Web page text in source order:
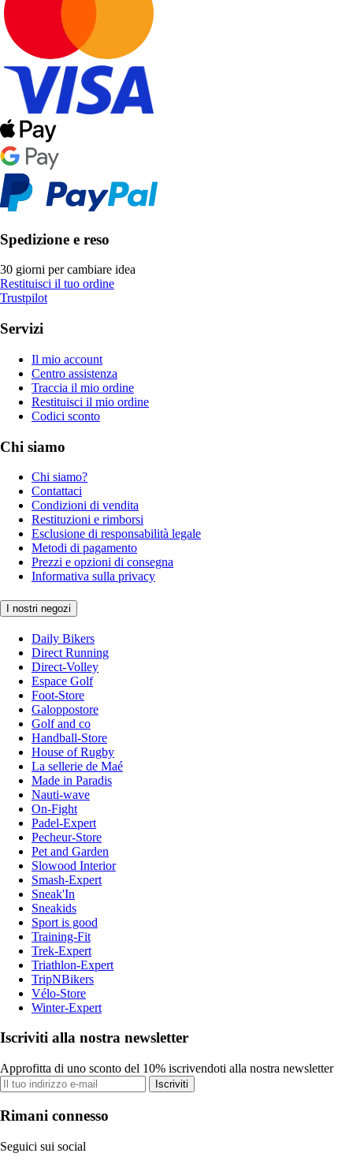
Spedizione e reso
30 giorni per cambiare idea
Restituisci il tuo ordine
Trustpilot
Servizi
Il mio account
Centro assistenza
Traccia il mio ordine
Restituisci il mio ordine
Codici sconto
Chi siamo
Chi siamo?
Contattaci
Condizioni di vendita
Restituzioni e rimborsi
Esclusione di responsabilità legale
Metodi di pagamento
Prezzi e opzioni di consegna
Informativa sulla privacy
I nostri negozi
Daily Bikers
Direct Running
Direct-Volley
Espace Golf
Foot-Store
Galoppostore
Golf and co
Handball-Store
House of Rugby
La sellerie de Maé
Made in Paradis
Nauti-wave
On-Fight
Padel-Expert
Pecheur-Store
Pet and Garden
Slowood Interior
Smash-Expert
Sneak'In
Sneakids
Sport is good
Training-Fit
Trek-Expert
Triathlon-Expert
TripNBikers
Vélo-Store
Winter-Expert
Iscriviti alla nostra newsletter
Approfitta di uno sconto del 10% iscrivendoti alla nostra newsletter
Iscriviti
Rimani connesso
Seguici sui social